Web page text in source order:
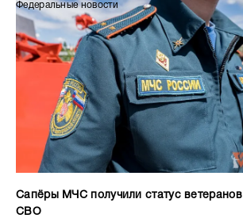
Федеральные новости
Сапёры МЧС получили статус ветеранов
СВО